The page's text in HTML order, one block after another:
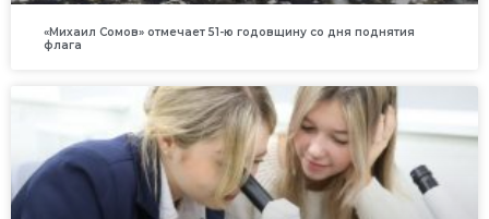
«Михаил Сомов» отмечает 51-ю годовщину со дня поднятия
флага